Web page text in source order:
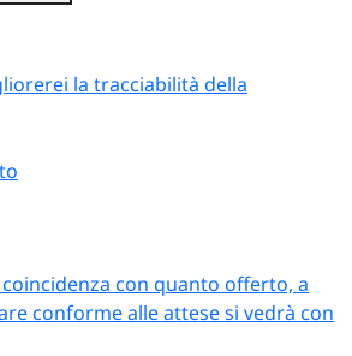
la tracciabilità della
con quanto offerto, a
conforme alle attese si vedrà con